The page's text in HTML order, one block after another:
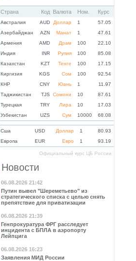
Страна Код Валюта Ном. Курс
Австралия AUD Доллар 1
57.05
Азербайджан
AZN Манат 1
47.61
Армения
AMD Драм 100
22.10
Индия
INR Рупия 100
85.08
Казахстан
KZT Тенге 100
17.15
Киргизия
KGS Сом 100
92.54
КНР
CNY Юань 1
11.97
Таджикистан
TJS Сомони 10
87.61
Турецкая
TRY Лира 10
17.03
Узбекистан
UZS Сум 10000 68.08
Cша USD Доллар 1
80.93
Eвропа
EUR Евро 1 93.19
Официальный курс ЦБ России
Новости
06.08.2026 21:42
Путин вывел "Шереметьево" из
стратегического списка с целью снять
препятствие для приватизации
06.08.2026 21:39
Генпрокуратура ФРГ расследует
инцидента с БПЛА в аэропорту
Лейпцига
06.08.2026 16:23
Заявления МИД России